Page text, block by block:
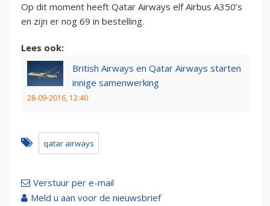
Op dit moment heeft Qatar Airways elf Airbus A350’s
en zijn er nog 69 in bestelling.
Lees ook:
British Airways en Qatar Airways starten
innige samenwerking
28-09-2016, 12:40
qatar airways
Verstuur per e-mail
Meld u aan voor de nieuwsbrief